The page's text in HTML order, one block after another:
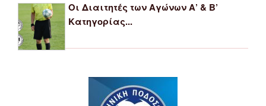
Οι Διαιτητές των Αγώνων Α’ & Β’
Κατηγορίας...